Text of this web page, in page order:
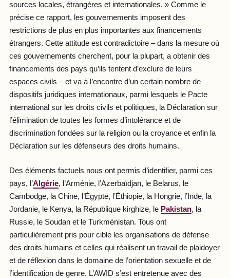
sources locales, étrangères et internationales. » Comme le
précise ce rapport, les gouvernements imposent des
restrictions de plus en plus importantes aux financements
étrangers. Cette attitude est contradictoire – dans la mesure où
ces gouvernements cherchent, pour la plupart, a obtenir des
financements des pays qu’ils tentent d’exclure de leurs
espaces civils – et va à l’encontre d’un certain nombre de
dispositifs juridiques internationaux, parmi lesquels le Pacte
international sur les droits civils et politiques, la Déclaration sur
l’élimination de toutes les formes d’intolérance et de
discrimination fondées sur la religion ou la croyance et enfin la
Déclaration sur les défenseurs des droits humains.
Des éléments factuels nous ont permis d’identifier, parmi ces
pays, l’Algérie, l’Arménie, l’Azerbaïdjan, le Belarus, le
Cambodge, la Chine, l’Égypte, l’Éthiopie, la Hongrie, l’Inde, la
Jordanie, le Kenya, la République kirghize, le Pakistan, la
Russie, le Soudan et le Turkménistan. Tous ont
particulièrement pris pour cible les organisations de défense
des droits humains et celles qui réalisent un travail de plaidoyer
et de réflexion dans le domaine de l’orientation sexuelle et de
l’identification de genre. L’AWID s’est entretenue avec des